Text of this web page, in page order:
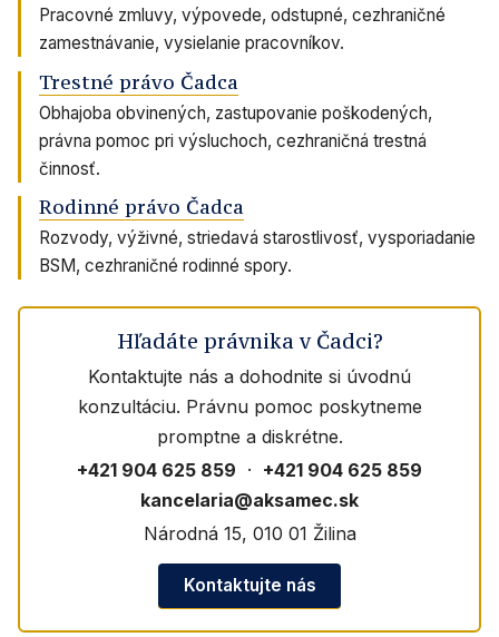
Pracovné zmluvy, výpovede, odstupné, cezhraničné
zamestnávanie, vysielanie pracovníkov.
Trestné právo Čadca
Obhajoba obvinených, zastupovanie poškodených,
právna pomoc pri výsluchoch, cezhraničná trestná
činnosť.
Rodinné právo Čadca
Rozvody, výživné, striedavá starostlivosť, vysporiadanie
BSM, cezhraničné rodinné spory.
Hľadáte právnika v Čadci?
Kontaktujte nás a dohodnite si úvodnú
konzultáciu. Právnu pomoc poskytneme
promptne a diskrétne.
+421 904 625 859 · +421 904 625 859
kancelaria@aksamec.sk
Národná 15, 010 01 Žilina
Kontaktujte nás